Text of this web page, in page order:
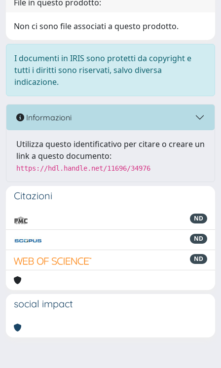
File in questo prodotto:
Non ci sono file associati a questo prodotto.
I documenti in IRIS sono protetti da copyright e
tutti i diritti sono riservati, salvo diversa
indicazione.
Informazioni
Utilizza questo identificativo per citare o creare un
link a questo documento:
https://hdl.handle.net/11696/34976
Citazioni
ND
ND
ND
social impact